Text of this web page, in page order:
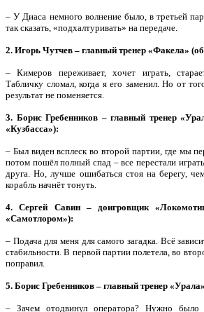
– У Диаса немного волнение было, в третьей
так сказать, «подхалтуривать» на передаче.
2. Игорь Чутчев – главный тренер «Факела»
– Кимеров переживает, хочет играть,
Табличку сломал, когда я его заменил. Но от
результат не поменяется.
3. Борис Гребенников – главный тренер
«Кузбасса»):
– Был виден всплеск во второй партии, где мы
потом пошёл полный спад – все перестали
друга. Но, лучше ошибаться стоя на берегу,
корабль начнёт тонуть.
4. Сергей Савин – доигровщик
«Самотлором»):
– Подача для меня для самого загадка. Всё
стабильности. В первой партии полетела, во
поправил.
5. Борис Гребенников – главный тренер
– Зачем отодвинул оператора? Нужно было